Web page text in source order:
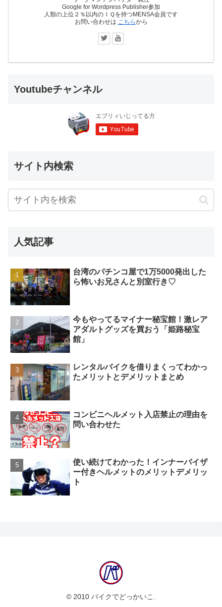
Google for Wordpress Publisher参加
人類の上位２％以内のＩＱを持つMENSA会員です
お問い合わせは こちらから
Youtubeチャンネル
サイト内検索
人気記事
台湾のパチンコ屋で1万5000発出した
ら怖いお兄さんと別室行き♡
今もやってるマイナー秘宝館！激レア
アダルトグッズを買おう「姫路秘宝
館」
レンタルバイクを借りまくってわかっ
たメリットとデメリットまとめ
コンビニヘルメット入店禁止の理由を
問い合わせた
使い続けてわかった！インナーバイザ
ー付きヘルメットのメリットデメリッ
ト
© 2010 バイクでどっかいこ.